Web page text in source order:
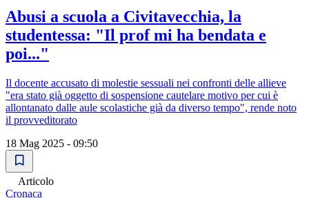
Abusi a scuola a Civitavecchia, la
studentessa: "Il prof mi ha bendata e
poi..."
Il docente accusato di molestie sessuali nei confronti delle allieve
"era stato già oggetto di sospensione cautelare motivo per cui è
allontanato dalle aule scolastiche già da diverso tempo", rende noto
il provveditorato
18 Mag 2025 - 09:50
Articolo
Cronaca